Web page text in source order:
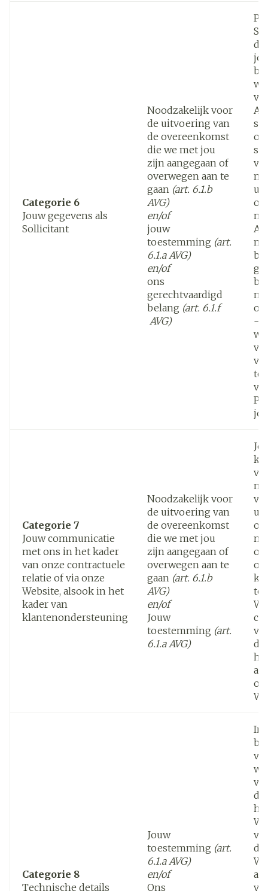
Categorie 6
Jouw gegevens als
Sollicitant
Noodzakelijk voor
de uitvoering van
de overeenkomst
die we met jou
zijn aangegaan of
overwegen aan te
gaan (art. 6.1.b
AVG)
en/of
jouw
toestemming (art.
6.1.a AVG)
en/of
ons
gerechtvaardigd
belang (art. 6.1.f
AVG)
-
Categorie 7
Jouw communicatie
met ons in het kader
van onze contractuele
relatie of via onze
Website, alsook in het
kader van
klantenondersteuning
Noodzakelijk voor
de uitvoering van
de overeenkomst
die we met jou
zijn aangegaan of
overwegen aan te
gaan (art. 6.1.b
AVG)
en/of
Jouw
toestemming (art.
6.1.a AVG)
of
te
de
op
Categorie 8
Technische details
Jouw
toestemming (art.
6.1.a AVG)
en/of
Ons
de
de